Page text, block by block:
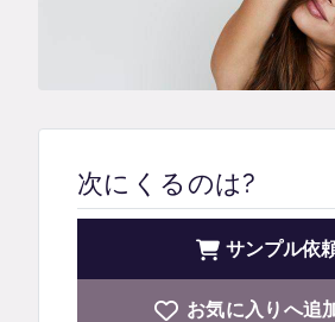
次にくるのは?
サンプル依
お気に入りへ追